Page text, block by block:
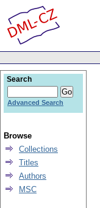
Search
Advanced Search
Browse
Collections
Titles
Authors
MSC